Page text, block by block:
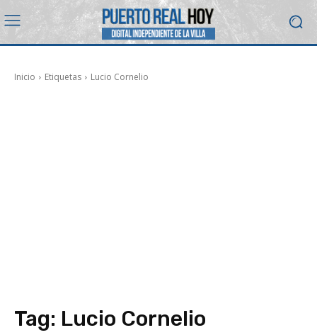
Inicio Etiquetas Lucio Cornelio
Tag: Lucio Cornelio